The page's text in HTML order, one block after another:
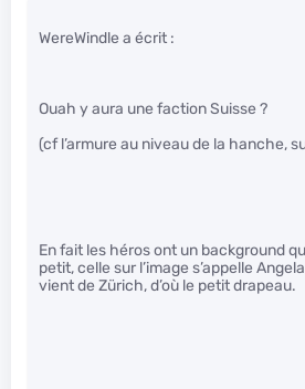
WereWindle a écrit :
Ouah y aura une faction Suisse ?
(cf l’armure au niveau de la hanche,
En fait les héros ont un background
petit, celle sur l’image s’appelle
vient de Zürich, d’où le petit drapeau.